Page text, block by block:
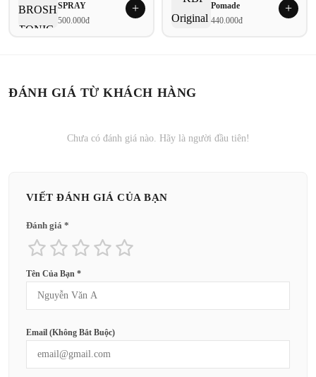
SPRAY
500.000đ
+
Pomade
440.000đ
+
ĐÁNH GIÁ TỪ KHÁCH HÀNG
Chưa có đánh giá nào. Hãy là người đầu tiên!
VIẾT ĐÁNH GIÁ CỦA BẠN
Đánh giá *
Tên Của Bạn *
Email (không Bắt Buộc)